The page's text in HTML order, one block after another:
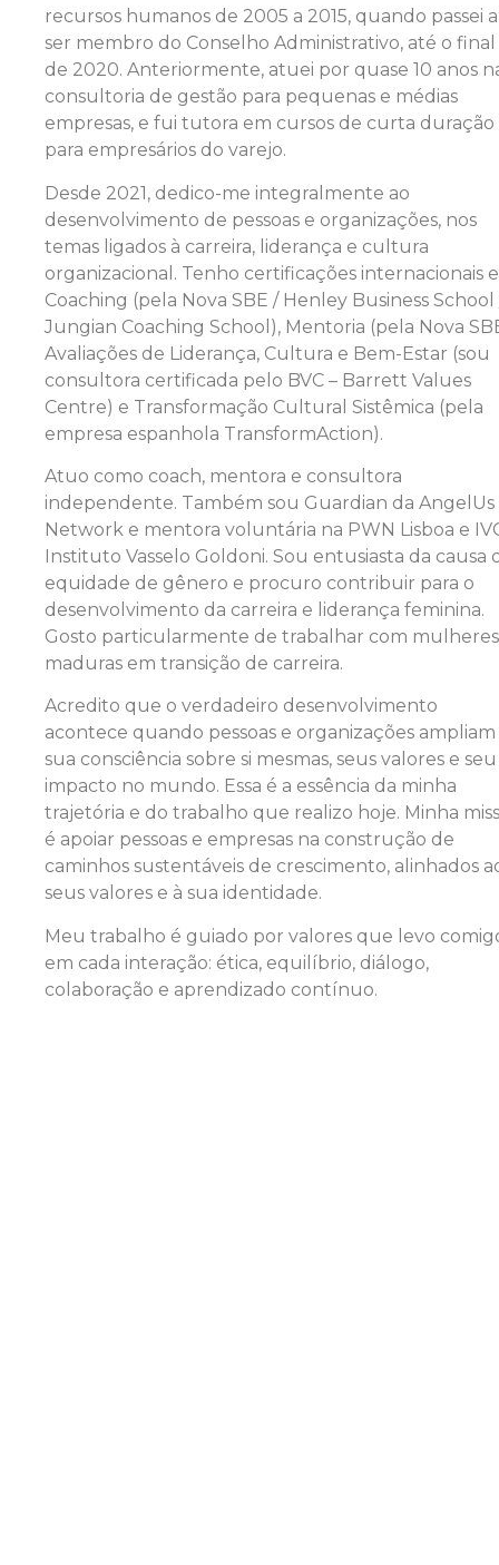
recursos humanos de 2005 a 2015, quando passei a
ser membro do Conselho Administrativo, até o final
de 2020. Anteriormente, atuei por quase 10 anos
consultoria de gestão para pequenas e médias
empresas, e fui tutora em cursos de curta duração
para empresários do varejo.
Desde 2021, dedico-me integralmente ao
desenvolvimento de pessoas e organizações, nos
temas ligados à carreira, liderança e cultura
organizacional. Tenho certificações internacionais
Coaching (pela Nova SBE / Henley Business School
Jungian Coaching School), Mentoria (pela Nova
Avaliações de Liderança, Cultura e Bem-Estar (sou
consultora certificada pelo BVC – Barrett Values
Centre) e Transformação Cultural Sistêmica (pela
empresa espanhola TransformAction).
Atuo como coach, mentora e consultora
independente. Também sou Guardian da AngelUs
Network e mentora voluntária na PWN Lisboa e
Instituto Vasselo Goldoni. Sou entusiasta da causa
equidade de gênero e procuro contribuir para o
desenvolvimento da carreira e liderança feminina.
Gosto particularmente de trabalhar com mulheres
maduras em transição de carreira.
Acredito que o verdadeiro desenvolvimento
acontece quando pessoas e organizações ampliam
sua consciência sobre si mesmas, seus valores e seu
impacto no mundo. Essa é a essência da minha
trajetória e do trabalho que realizo hoje. Minha
é apoiar pessoas e empresas na construção de
caminhos sustentáveis de crescimento, alinhados
seus valores e à sua identidade.
Meu trabalho é guiado por valores que levo
em cada interação: ética, equilíbrio, diálogo,
colaboração e aprendizado contínuo.